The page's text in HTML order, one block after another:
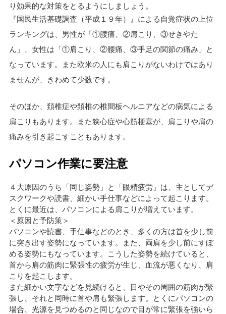
り効果的な対策をとるようにしましょう。
『国民生活基礎調査（平成１９年）』による自覚症状の上位
ランキングは、男性が「①腰痛、②肩こり、③せきやた
ん」、女性は「①肩こり、②腰痛、③手足の関節の痛み」と
なっています。また欧米の人にも肩こりがないわけではあり
ませんが、きわめて少数です。
そのほか、頚椎症や頚椎の椎間板ヘルニアなどの病気による
肩こりもあります。また狭心症や心筋梗塞が、肩こりや肩の
痛みを引き起こすこともあります。
パソコン作業に要注意
４大原因のうち「同じ姿勢」と「眼精疲労」は、主としてデ
スクワークや読書、細かい手仕事などによって起こります。
とくに最近は、パソコンによる肩こりが増えています。
＜原因と予防策＞
パソコンや読書、手仕事などのとき、多くの方は首を少し前
に突き出す姿勢になっています。また、両肩を少し前にすぼ
める姿勢にもなっています。こうした姿勢を続けていると、
首から肩の筋肉に緊張性の疲労が生じ、血流が悪くなり、肩
こりを起こします。
また細かい文字などを見続けると、目やその周囲の筋肉が緊
張し、それと同時に首や肩も緊張します。とくにパソコンの
場合、光源を見つめるのと同じなので目が常に緊張を強いら